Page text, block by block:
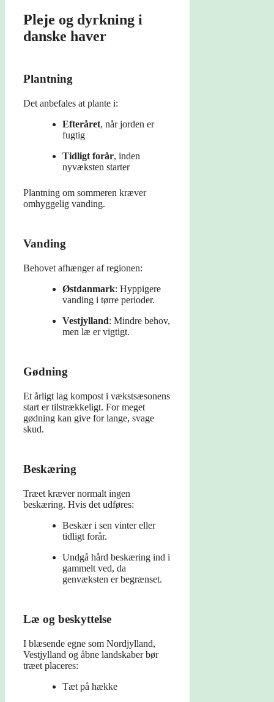
Pleje og dyrkning i
danske haver
Plantning
Det anbefales at plante i:
Efteråret, når jorden er
fugtig
Tidligt forår, inden
nyvæksten starter
Plantning om sommeren kræver
omhyggelig vanding.
Vanding
Behovet afhænger af regionen:
Østdanmark: Hyppigere
vanding i tørre perioder.
Vestjylland: Mindre behov,
men læ er vigtigt.
Gødning
Et årligt lag kompost i vækstsæsonens
start er tilstrækkeligt. For meget
gødning kan give for lange, svage
skud.
Beskæring
Træet kræver normalt ingen
beskæring. Hvis det udføres:
Beskær i sen vinter eller
tidligt forår.
Undgå hård beskæring ind i
gammelt ved, da
genvæksten er begrænset.
Læ og beskyttelse
I blæsende egne som Nordjylland,
Vestjylland og åbne landskaber bør
træet placeres:
Tæt på hække